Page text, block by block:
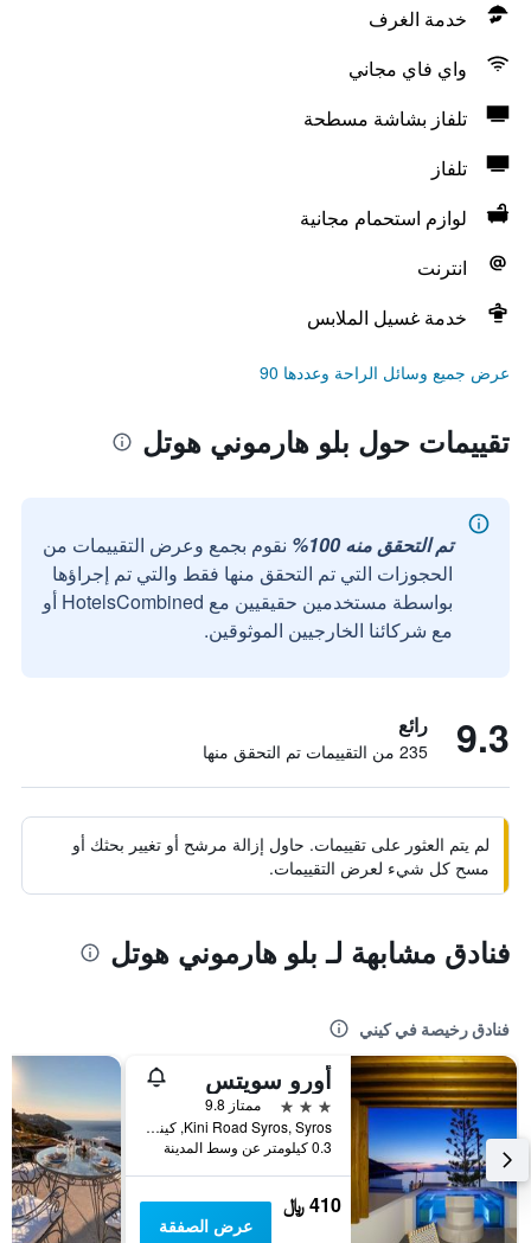
خدمة الغرف
واي فاي مجاني
تلفاز بشاشة مسطحة
تلفاز
لوازم استحمام مجانية
انترنت
خدمة غسيل الملابس
عرض جميع وسائل الراحة وعددها 90
تقييمات حول بلو هارموني هوتل
تم التحقق منه 100%
نقوم بجمع وعرض التقييمات من
الحجوزات التي تم التحقق منها فقط والتي تم إجراؤها
بواسطة مستخدمين حقيقيين مع HotelsCombined أو
مع شركائنا الخارجيين الموثوقين.
9.3 رائع
235 من التقييمات تم التحقق منها
لم يتم العثور على تقييمات. حاول إزالة مرشح أو تغيير بحثك أو
مسح كل شيء لعرض التقييمات.
فنادق مشابهة لـ بلو هارموني هوتل
فنادق رخيصة في كيني
أورو سويتس
3 نجوم
ممتاز 9.8
Kini Road Syros, Syros, كيني, اليونان
0.3 كيلومتر عن وسط المدينة
410 ﷼
عرض الصفقة